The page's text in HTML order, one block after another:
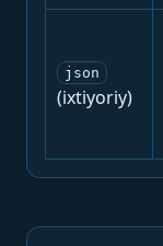
json
(ixtiyoriy)